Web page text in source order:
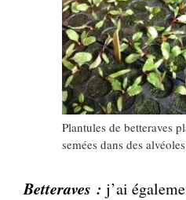
Plantules de betteraves
semées dans des alvéoles
Betteraves : j’ai